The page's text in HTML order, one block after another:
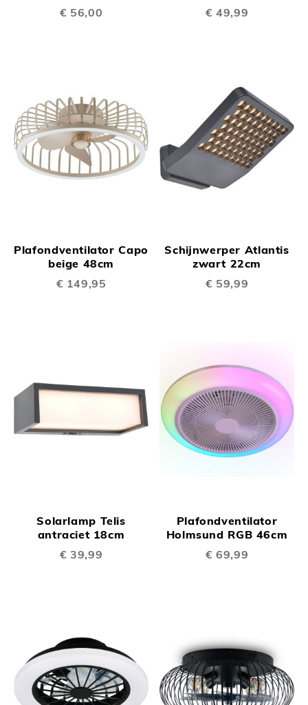
€ 56,00
€ 49,99
Plafondventilator Capo
beige 48cm
€ 149,95
Schijnwerper Atlantis
zwart 22cm
€ 59,99
Solarlamp Telis
antraciet 18cm
€ 39,99
Plafondventilator
Holmsund RGB 46cm
€ 69,99